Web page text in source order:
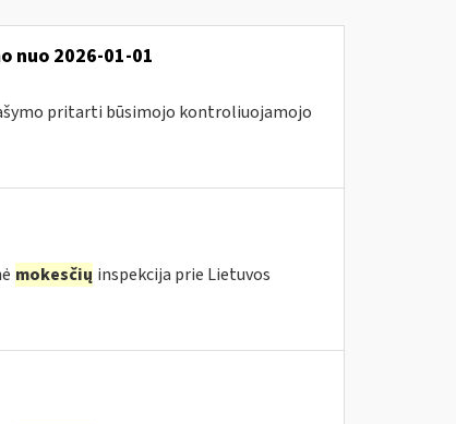
nuo 2026-01-01
pritarti būsimojo kontroliuojamojo
mokesčių inspekcija prie Lietuvos